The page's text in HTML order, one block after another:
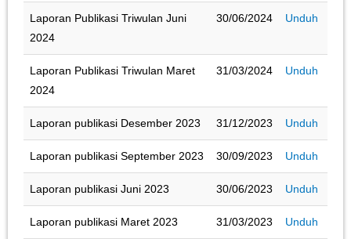
Laporan Publikasi Triwulan Juni
2024
30/06/2024 Unduh
Laporan Publikasi Triwulan Maret
2024
31/03/2024 Unduh
Laporan publikasi Desember 2023 31/12/2023 Unduh
Laporan publikasi September 2023 30/09/2023 Unduh
Laporan publikasi Juni 2023 30/06/2023 Unduh
Laporan publikasi Maret 2023 31/03/2023 Unduh